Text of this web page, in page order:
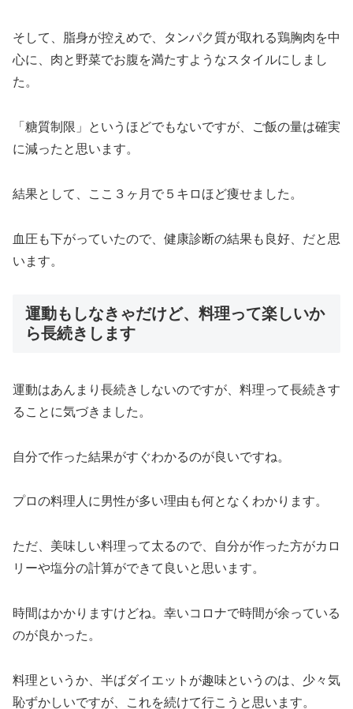
そして、脂身が控えめで、タンパク質が取れる鶏胸肉を中
心に、肉と野菜でお腹を満たすようなスタイルにしまし
た。
「糖質制限」というほどでもないですが、ご飯の量は確実
に減ったと思います。
結果として、ここ３ヶ月で５キロほど痩せました。
血圧も下がっていたので、健康診断の結果も良好、だと思
います。
運動もしなきゃだけど、料理って楽しいか
ら長続きします
運動はあんまり長続きしないのですが、料理って長続きす
ることに気づきました。
自分で作った結果がすぐわかるのが良いですね。
プロの料理人に男性が多い理由も何となくわかります。
ただ、美味しい料理って太るので、自分が作った方がカロ
リーや塩分の計算ができて良いと思います。
時間はかかりますけどね。幸いコロナで時間が余っている
のが良かった。
料理というか、半ばダイエットが趣味というのは、少々気
恥ずかしいですが、これを続けて行こうと思います。